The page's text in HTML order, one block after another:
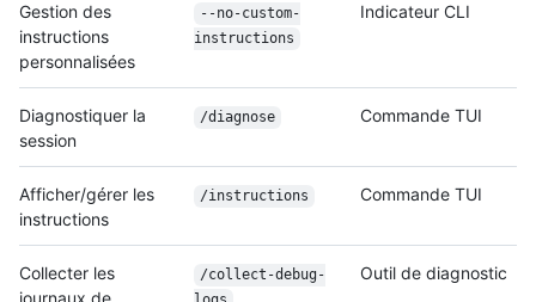
Gestion des
instructions
personnalisées
--no-custom-
instructions
Indicateur CLI
Diagnostiquer la
session
/diagnose Commande TUI
Afficher/gérer les
instructions
/instructions Commande TUI
Collecter les
/collect-debug-
Outil de diagnostic